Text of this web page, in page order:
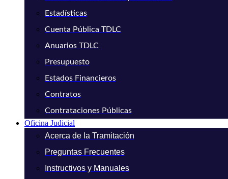
Estadísticas
Cuenta Pública TDLC
Anuarios TDLC
Presupuesto
Estados Financieros
Contratos
Contrataciones Públicas
Oficina Judicial
Acerca de la Tramitación
Preguntas Frecuentes
Instructivos y Manuales